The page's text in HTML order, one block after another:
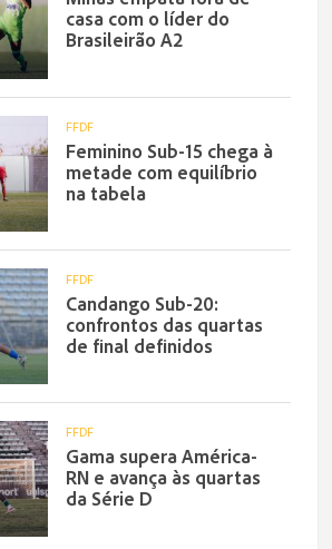
casa com o líder do
Brasileirão A2
FFDF
Feminino Sub-15 chega à
metade com equilíbrio
na tabela
FFDF
Candango Sub-20:
confrontos das quartas
de final definidos
FFDF
Gama supera América-
RN e avança às quartas
da Série D